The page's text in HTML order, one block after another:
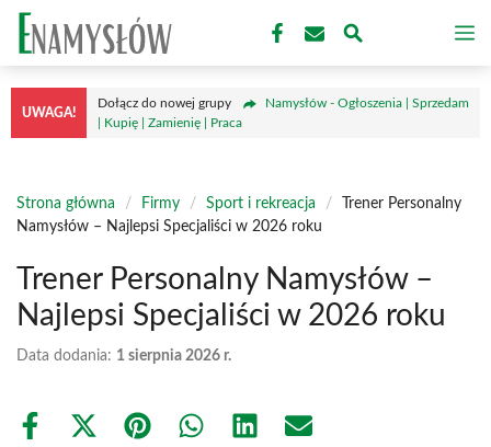
Przejdź
treści
UWAGA!
Dołącz do nowej grupy
Namysłów - Ogłoszenia | Sprzedam
| Kupię | Zamienię | Praca
Strona główna / Firmy / Sport i rekreacja /
Trener Personalny
Namysłów – Najlepsi Specjaliści w 2026 roku
Trener Personalny Namysłów –
Najlepsi Specjaliści w 2026 roku
Data dodania: 1 sierpnia 2026 r.
Share
Share Share Share Share Share